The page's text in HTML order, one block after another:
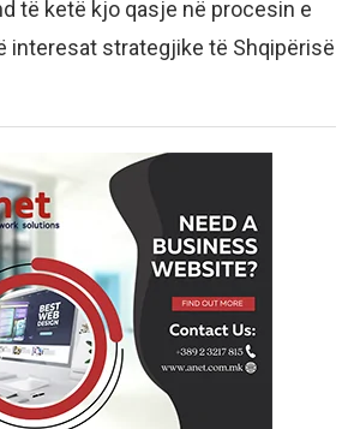
të ketë kjo qasje në procesin e
interesat strategjike të Shqipërisë